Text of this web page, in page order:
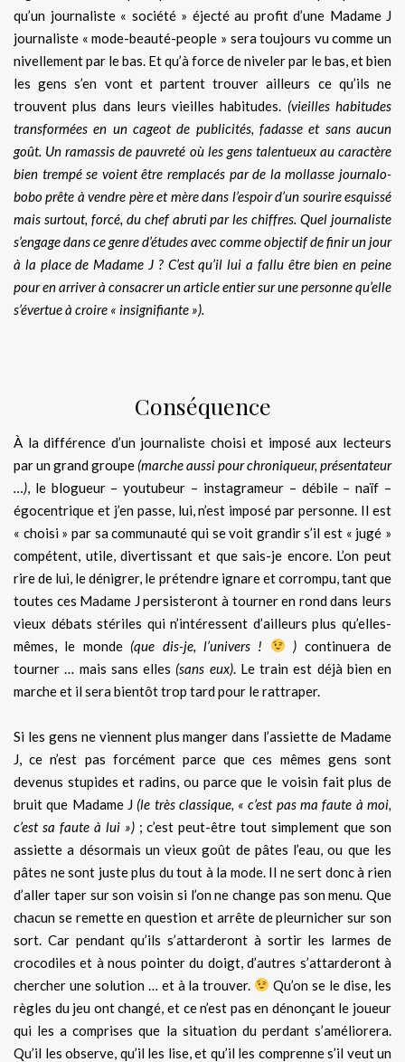
qu’un journaliste « société » éjecté au profit d’une Madame J
journaliste « mode-beauté-people » sera toujours vu comme un
nivellement par le bas. Et qu’à force de niveler par le bas, et bien
les gens s’en vont et partent trouver ailleurs ce qu’ils ne
trouvent plus dans leurs vieilles habitudes. (vieilles habitudes
transformées en un cageot de publicités, fadasse et sans aucun
goût. Un ramassis de pauvreté où les gens talentueux au caractère
bien trempé se voient être remplacés par de la mollasse journalo-
bobo prête à vendre père et mère dans l’espoir d’un sourire esquissé
mais surtout, forcé, du chef abruti par les chiffres. Quel journaliste
s’engage dans ce genre d’études avec comme objectif de finir un jour
à la place de Madame J ? C’est qu’il lui a fallu être bien en peine
pour en arriver à consacrer un article entier sur une personne qu’elle
s’évertue à croire « insignifiante »).
Conséquence
À la différence d’un journaliste choisi et imposé aux lecteurs
par un grand groupe (marche aussi pour chroniqueur, présentateur
…), le blogueur – youtubeur – instagrameur – débile – naïf –
égocentrique et j’en passe, lui, n’est imposé par personne. Il est
« choisi » par sa communauté qui se voit grandir s’il est « jugé »
compétent, utile, divertissant et que sais-je encore. L’on peut
rire de lui, le dénigrer, le prétendre ignare et corrompu, tant que
toutes ces Madame J persisteront à tourner en rond dans leurs
vieux débats stériles qui n’intéressent d’ailleurs plus qu’elles-
mêmes, le monde(que dis-je, l’univers ! ) continuera de
tourner … mais sans elles (sans eux). Le train est déjà bien en
marche et il sera bientôt trop tard pour le rattraper.
Si les gens ne viennent plus manger dans l’assiette de Madame
J, ce n’est pas forcément parce que ces mêmes gens sont
devenus stupides et radins, ou parce que le voisin fait plus de
bruit que Madame J (le très classique, « c’est pas ma faute à moi,
c’est sa faute à lui ») ; c’est peut-être tout simplement que son
assiette a désormais un vieux goût de pâtes l’eau, ou que les
pâtes ne sont juste plus du tout à la mode. Il ne sert donc à rien
d’aller taper sur son voisin si l’on ne change pas son menu. Que
chacun se remette en question et arrête de pleurnicher sur son
sort. Car pendant qu’ils s’attarderont à sortir les larmes de
crocodiles et à nous pointer du doigt, d’autres s’attarderont à
chercher une solution … et à la trouver.
Qu’on se le dise, les
règles du jeu ont changé, et ce n’est pas en dénonçant le joueur
qui les a comprises que la situation du perdant s’améliorera.
Qu’il les observe, qu’il les lise, et qu’il les comprenne s’il veut un